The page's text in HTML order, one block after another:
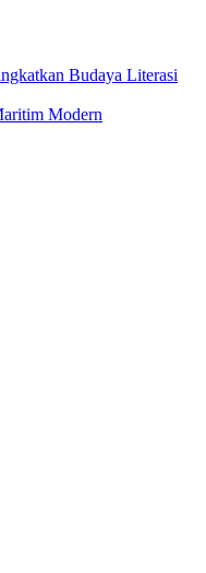
Budaya Literasi
Modern